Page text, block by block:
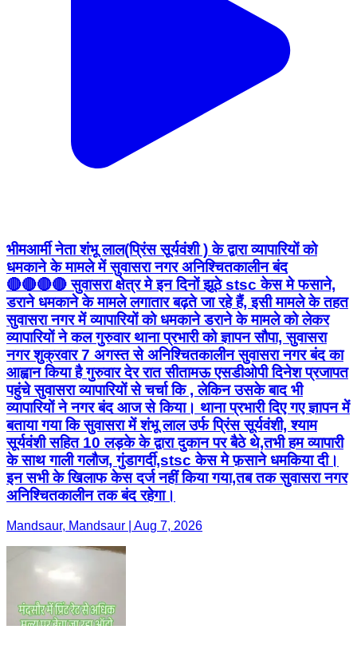
भीमआर्मी नेता शंभू लाल(प्रिंस सूर्यवंशी ) के द्वारा व्यापारियों को
धमकाने के मामले में सुवासरा नगर अनिश्चितकालीन बंद
🔴🔴🔴🔴 सुवासरा क्षेत्र मे इन दिनों झूठे stsc केस मे फसाने,
डराने धमकाने के मामले लगातार बढ़ते जा रहे हैं, इसी मामले के तहत
सुवासरा नगर में व्यापारियों को धमकाने डराने के मामले को लेकर
व्यापारियों ने कल गुरुवार थाना प्रभारी को ज्ञापन सौपा, सुवासरा
नगर शुक्रवार 7 अगस्त से अनिश्चितकालीन सुवासरा नगर बंद का
आह्वान किया है गुरुवार देर रात सीतामऊ एसडीओपी दिनेश प्रजापत
पहुंचे सुवासरा व्यापारियों से चर्चा कि , लेकिन उसके बाद भी
व्यापारियों ने नगर बंद आज से किया। थाना प्रभारी दिए गए ज्ञापन में
बताया गया कि सुवासरा में शंभू लाल उर्फ प्रिंस सूर्यवंशी, श्याम
सूर्यवंशी सहित 10 लड़के के द्वारा दुकान पर बैठे थे,तभी हम व्यापारी
के साथ गाली गलौज, गुंडागर्दी,stsc केस मे फ़साने धमकिया दी।
इन सभी के खिलाफ केस दर्ज नहीं किया गया,तब तक सुवासरा नगर
अनिश्चितकालीन तक बंद रहेगा।
Mandsaur, Mandsaur | Aug 7, 2026